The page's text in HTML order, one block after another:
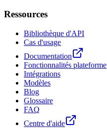
Ressources
Bibliothèque d'API
Cas d'usage
Documentation
Fonctionnalités plateforme
Intégrations
Modèles
Blog
Glossaire
FAQ
Centre d'aide